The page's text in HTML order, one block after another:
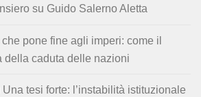
su Guido Salerno Aletta
che pone fine agli imperi: come il
della caduta delle nazioni
Una tesi forte: l’instabilità istituzionale